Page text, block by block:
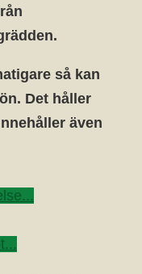
så kan
Det håller
även